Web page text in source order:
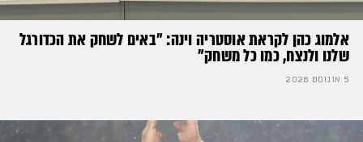
אלמוג כהן לקראת אוסטריה וינה: ״באים לשחק את הכדורגל
שלנו ולנצח, כמו כל משחק״
5 אוגוסט 2026